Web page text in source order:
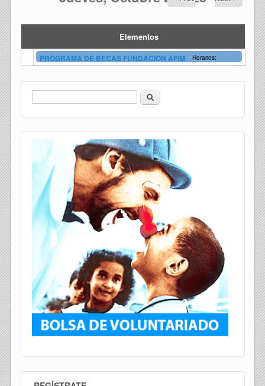
Elementos
PROGRAMA DE BECAS FUNDACION AFIM - Horarios:
Formulario de búsqueda
Buscar